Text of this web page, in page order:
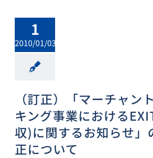
1
2010/01/03
（訂正）「マーチャン
キング事業における
収)に関するお知らせ」
正について